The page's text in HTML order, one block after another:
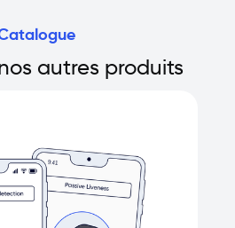
autres produits